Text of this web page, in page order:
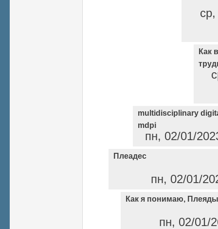
Как
multidisciplinary
mdpi
пн, 02/01/
Плеадес
пн, 02/01/
Как я понимаю,
пн, 02/01/